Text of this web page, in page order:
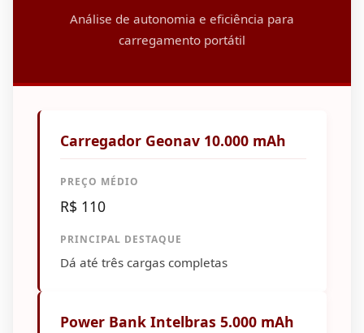
Análise de autonomia e eficiência para
carregamento portátil
Carregador Geonav 10.000 mAh
PREÇO MÉDIO
R$ 110
PRINCIPAL DESTAQUE
Dá até três cargas completas
Power Bank Intelbras 5.000 mAh